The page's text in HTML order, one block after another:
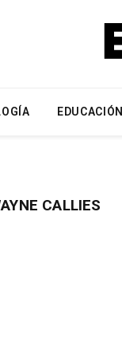
EDUCACIÓN
CALLIES